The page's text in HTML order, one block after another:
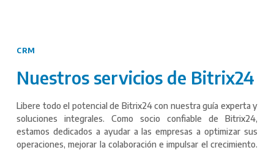
CRM
Nuestros servicios de Bitrix24
Libere todo el potencial de Bitrix24 con nuestra guía experta y
soluciones integrales. Como socio confiable de Bitrix24,
estamos dedicados a ayudar a las empresas a optimizar sus
operaciones, mejorar la colaboración e impulsar el crecimiento.